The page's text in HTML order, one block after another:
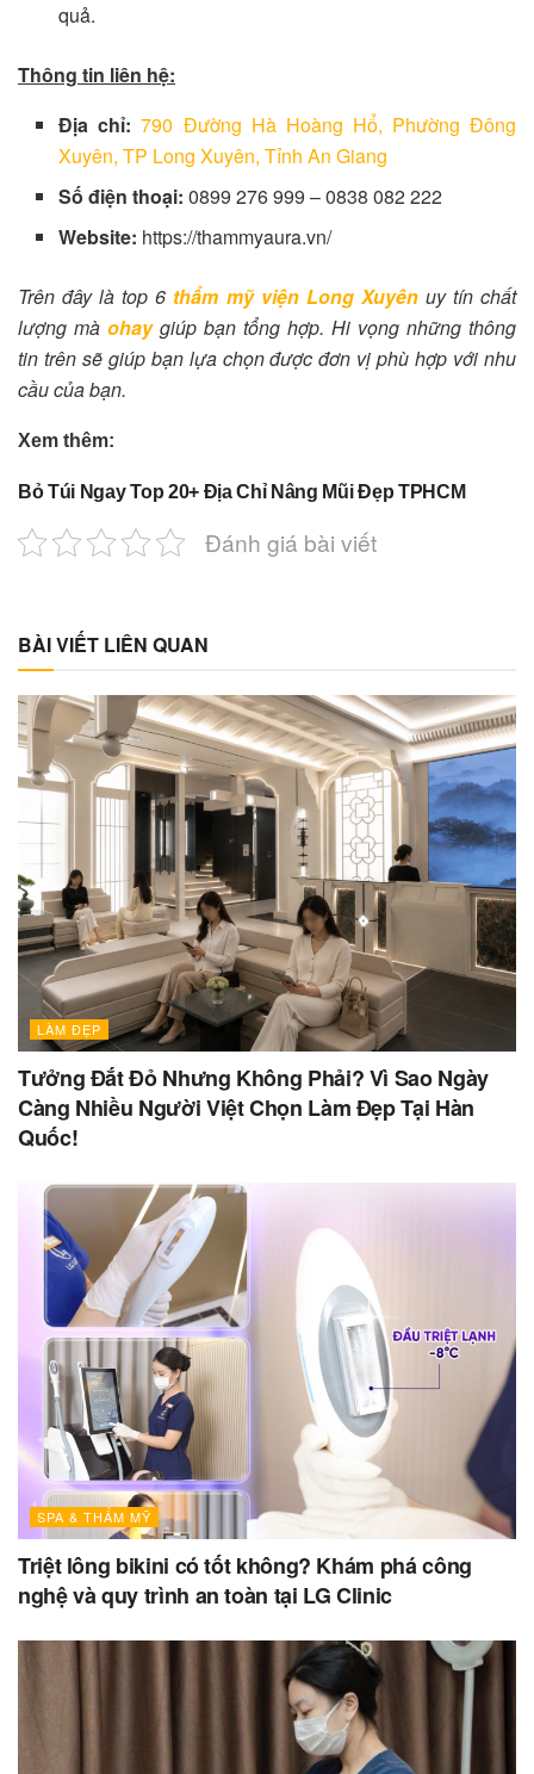
quả.
Thông tin liên hệ:
Địa chỉ:790 Đường Hà Hoàng Hổ, Phường Đông
Xuyên, TP Long Xuyên, Tỉnh An Giang
Số điện thoại:0899 276 999 – 0838 082 222
Website: https://thammyaura.vn/
Trên đây là top 6 thẩm mỹ viện Long Xuyênuy tín chất
lượng mà ohaygiúp bạn tổng hợp. Hi vọng những thông
tin trên sẽ giúp bạn lựa chọn được đơn vị phù hợp với nhu
cầu của bạn.
Xem thêm:
Bỏ Túi Ngay Top 20+ Địa Chỉ Nâng Mũi Đẹp TPHCM
Đánh giá bài viết
BÀI VIẾT LIÊN QUAN
LÀM ĐẸP
Tưởng Đắt Đỏ Nhưng Không Phải? Vì Sao Ngày
Càng Nhiều Người Việt Chọn Làm Đẹp Tại Hàn
Quốc!
SPA & THẨM MỸ
Triệt lông bikini có tốt không? Khám phá công
nghệ và quy trình an toàn tại LG Clinic